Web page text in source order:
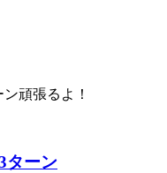
頑張るよ！
ターン